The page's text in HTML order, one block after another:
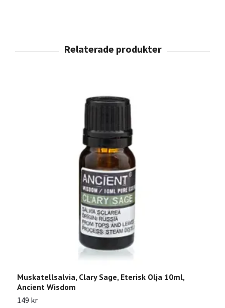
Muskatellsalvia, Clary Sage, Eterisk Olja 10ml,
Ancient Wisdom
149 kr